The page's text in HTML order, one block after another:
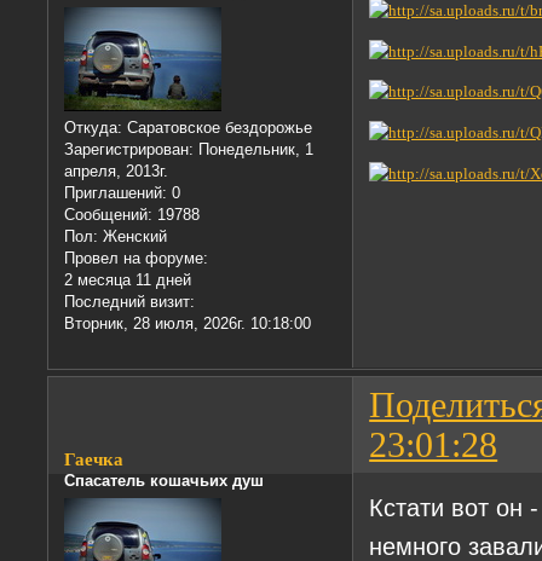
Откуда: Саратовское бездорожье
Зарегистрирован: Понедельник, 1
апреля, 2013г.
Приглашений: 0
Сообщений: 19788
Пол: Женский
Провел на форуме:
2 месяца 11 дней
Последний визит:
Вторник, 28 июля, 2026г. 10:18:00
23:01:28
Гаечка
Спасатель кошачьих душ
Кстати вот он
немного